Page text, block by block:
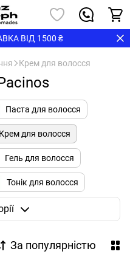
ВІД 1500 ₴
Крем для волосся
Паста для волосся
Крем для волосся
Гель для волосся
Тонік для волосся
Пудра для волосся
За популярністю